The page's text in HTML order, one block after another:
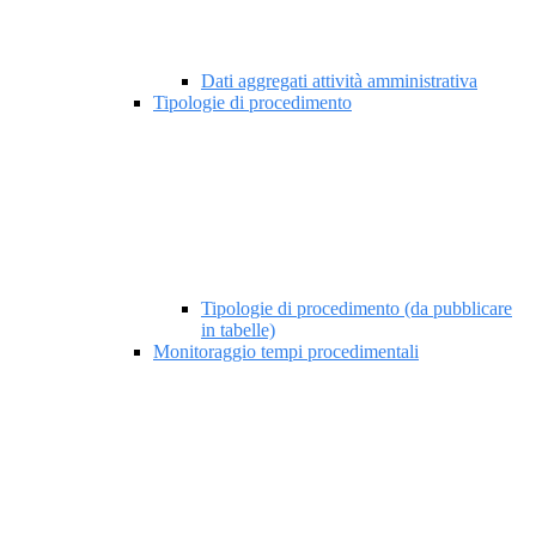
Dati aggregati attività amministrativa
Tipologie di procedimento
Tipologie di procedimento (da pubblicare
in tabelle)
Monitoraggio tempi procedimentali